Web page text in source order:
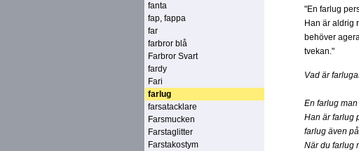
fanta
fap, fappa
far
farbror blå
Farbror Svart
fardy
Fari
farlug
farsatacklare
Farsmucken
Farstaglitter
Farstakostym
"En farlug
Han är aldrig
behöver
tvekan."
Vad är
En farlug
Han är farlug
farlug även
När du farlug